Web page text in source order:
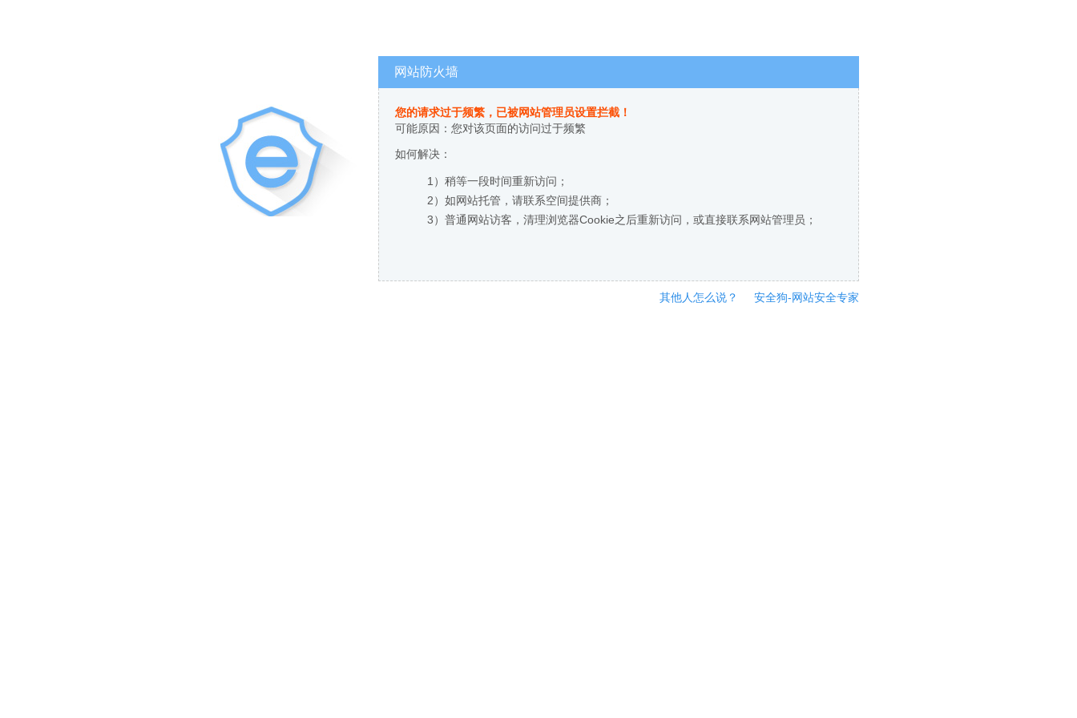
网站防火墙
您的请求过于频繁，已被网站管理员设置拦截！
可能原因：您对该页面的访问过于频繁
如何解决：
1）稍等一段时间重新访问；
2）如网站托管，请联系空间提供商；
3）普通网站访客，清理浏览器Cookie之后重新访问，或直接联系网站管理员；
其他人怎么说？ 安全狗-网站安全专家